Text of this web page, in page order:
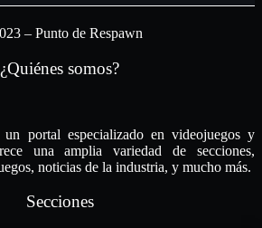
– Punto de Respawn
¿Quiénes somos?
portal especializado en videojuegos y
una amplia variedad de secciones,
noticias de la industria, y mucho más.
Secciones